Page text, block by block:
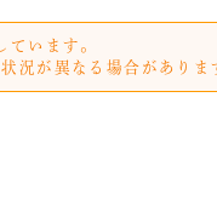
ています。
況が異なる場合がありま